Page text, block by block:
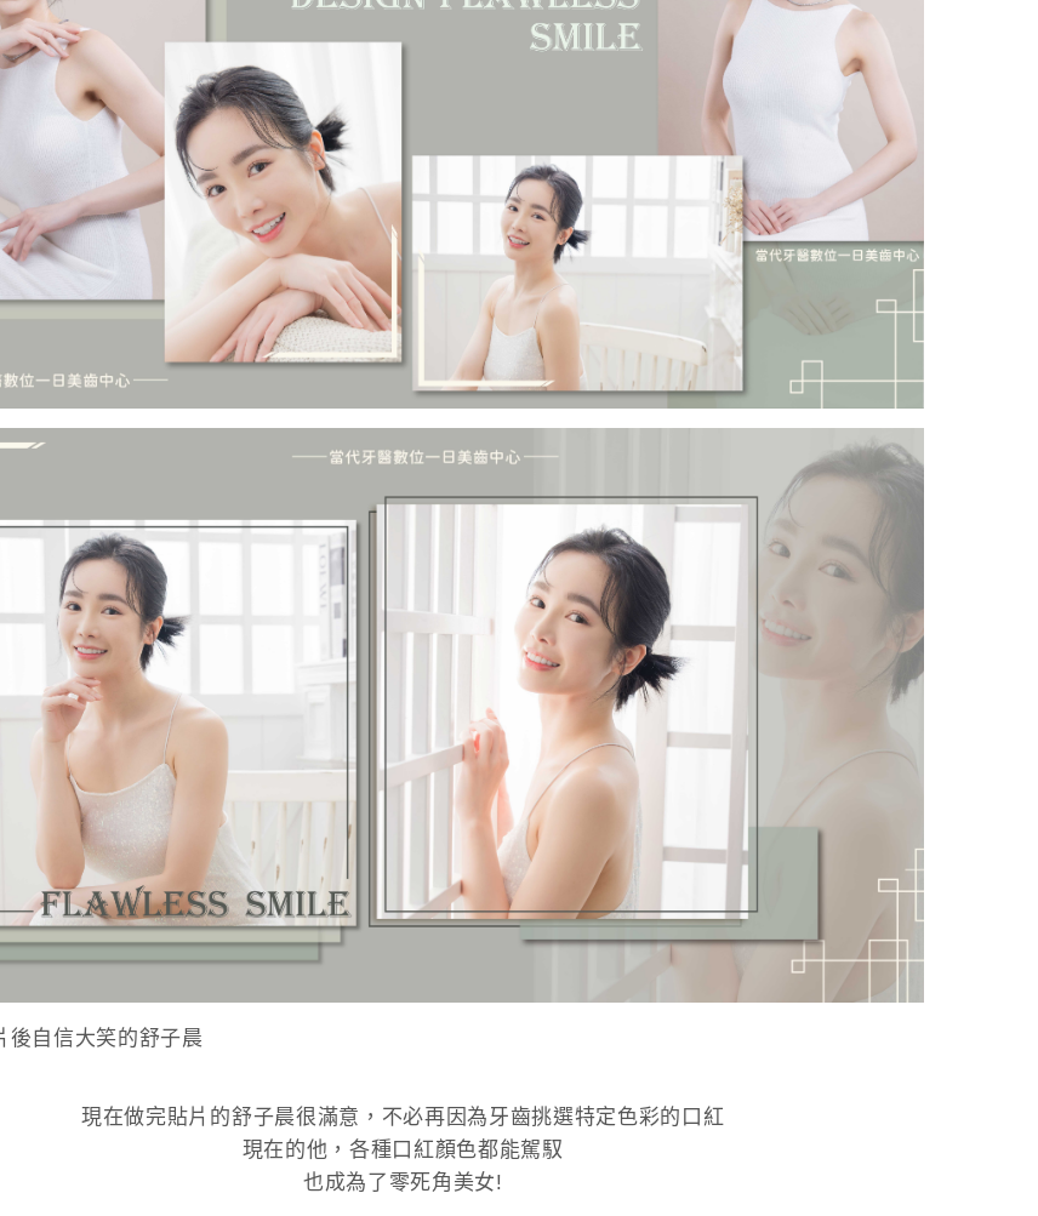
後自信大笑的舒子晨
現在做完貼片的舒子晨很滿意，不必再因為牙齒挑選特定色彩的口紅
現在的他，各種口紅顏色都能駕馭
也成為了零死角美女!